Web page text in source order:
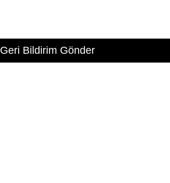
Geri Bildirim Gönder